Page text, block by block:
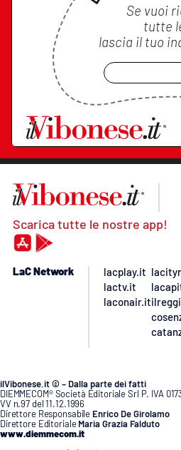
Se vuoi
tutte
lascia il tuo
Scarica tutte le nostre app!
LaC Network
lacplay.it
lactv.it
laconair.it
ilVibonese.it © – Dalla parte dei fatti
DIEMMECOM® Società Editoriale Srl P. IVA
VV n.97 del 11.12.1996
Direttore Responsabile Enrico De Girolamo
Direttore Editoriale Maria Grazia Falduto
www.diemmecom.it